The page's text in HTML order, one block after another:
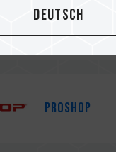
Didgay Zansty
PROSHOP
Deutsch